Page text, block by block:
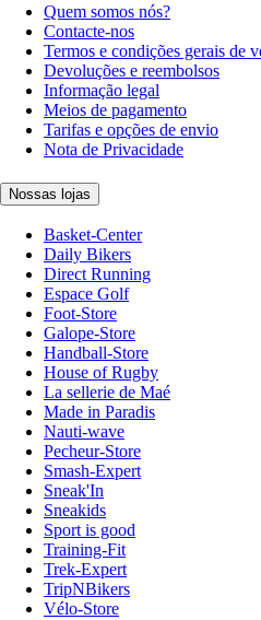
Quem somos nós?
Contacte-nos
Termos e condições gerais de
Devoluções e reembolsos
Informação legal
Meios de pagamento
Tarifas e opções de envio
Nota de Privacidade
Nossas lojas
Basket-Center
Daily Bikers
Direct Running
Espace Golf
Foot-Store
Galope-Store
Handball-Store
House of Rugby
La sellerie de Maé
Made in Paradis
Nauti-wave
Pecheur-Store
Smash-Expert
Sneak'In
Sneakids
Sport is good
Training-Fit
Trek-Expert
TripNBikers
Vélo-Store